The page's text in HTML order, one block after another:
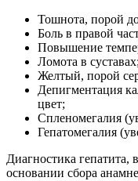
Тошнота, порой
Боль в правой
Повышение
Ломота в суставах;
Желтый, порой
Депигментация
цвет;
Спленомегалия
Гепатомегалия
Диагностика гепатита,
основании сбора